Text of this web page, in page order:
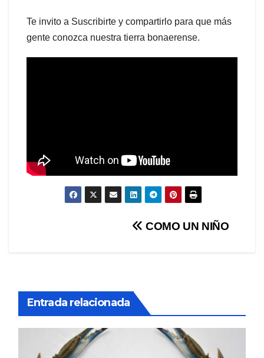
Te invito a Suscribirte y compartirlo para que más
gente conozca nuestra tierra bonaerense.
COMO UN NIÑO
Entrada relacionada